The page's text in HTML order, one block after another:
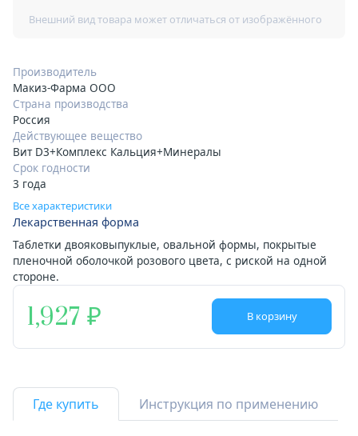
Производитель
Макиз-Фарма ООО
Страна производства
Россия
Действующее вещество
Вит D3+Комплекс Кальция+Минералы
Срок годности
3 года
Все характеристики
Лекарственная форма
Таблетки двояковыпуклые, овальной формы, покрытые
пленочной оболочкой розового цвета, с риской на одной
стороне.
1,927 В корзину
Где купить Инструкция по применению